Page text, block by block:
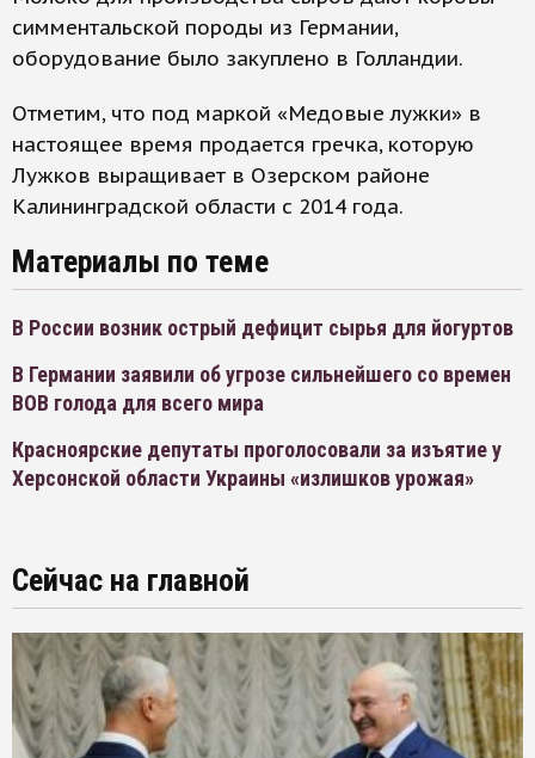
симментальской породы из Германии,
оборудование было закуплено в Голландии.
Отметим, что под маркой «Медовые лужки» в
настоящее время продается гречка, которую
Лужков выращивает в Озерском районе
Калининградской области с 2014 года.
Материалы по теме
В России возник острый дефицит сырья для йогуртов
В Германии заявили об угрозе сильнейшего со времен
ВОВ голода для всего мира
Красноярские депутаты проголосовали за изъятие у
Херсонской области Украины «излишков урожая»
Сейчас на главной